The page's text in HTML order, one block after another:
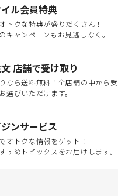
ル会員特典
トクな特典が盛りだくさん！
キャンペーンもお見逃しなく。
店舗で受け取り
なら送料無料！全店舗の中から受
選びいただけます。
ンサービス
オトクな情報をゲット！
すめトピックスをお届けします。